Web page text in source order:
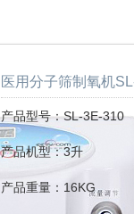
医用分子筛制氧机
产品型号：SL-3E-310
产品机型：3升
产品重量：16KG